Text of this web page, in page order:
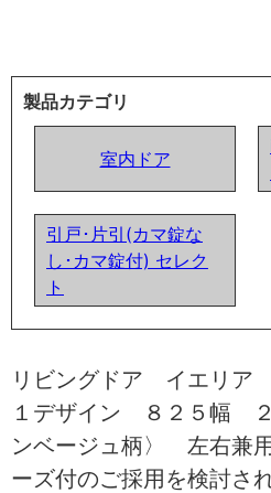
製品カテゴリ
室内ドア
引戸･片引(カマ錠な
し･カマ錠付) セレク
ト
リビングドア イエリ
１デザイン ８２５幅
ンベージュ柄〉 左右
ーズ付のご採用を検討さ